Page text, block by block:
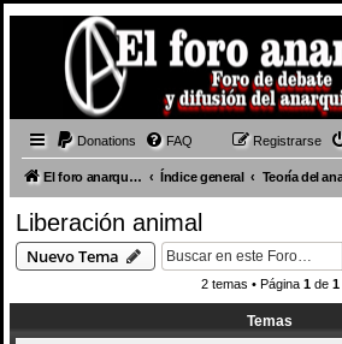
Donations FAQ Registrarse
El foro anarquista Índice general
Liberación animal
Nuevo Tema
2 temas • Página 1de 1
Temas